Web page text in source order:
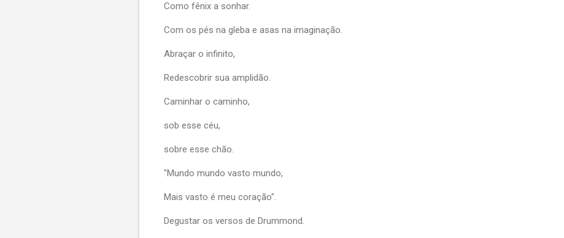
Como fênix a sonhar.
Com os pés na gleba e asas na imaginação.
Abraçar o infinito,
Redescobrir sua amplidão.
Caminhar o caminho,
sob esse céu,
sobre esse chão.
"Mundo mundo vasto mundo,
Mais vasto é meu coração".
Degustar os versos de Drummond.